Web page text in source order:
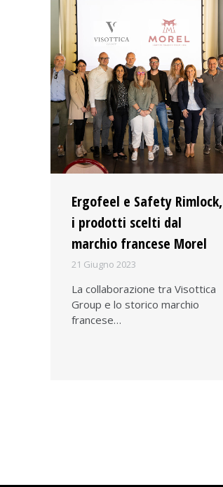
Ergofeel e Safety Rimlock,
i prodotti scelti dal
marchio francese Morel
21 Giugno 2023
La collaborazione tra Visottica
Group e lo storico marchio
francese…